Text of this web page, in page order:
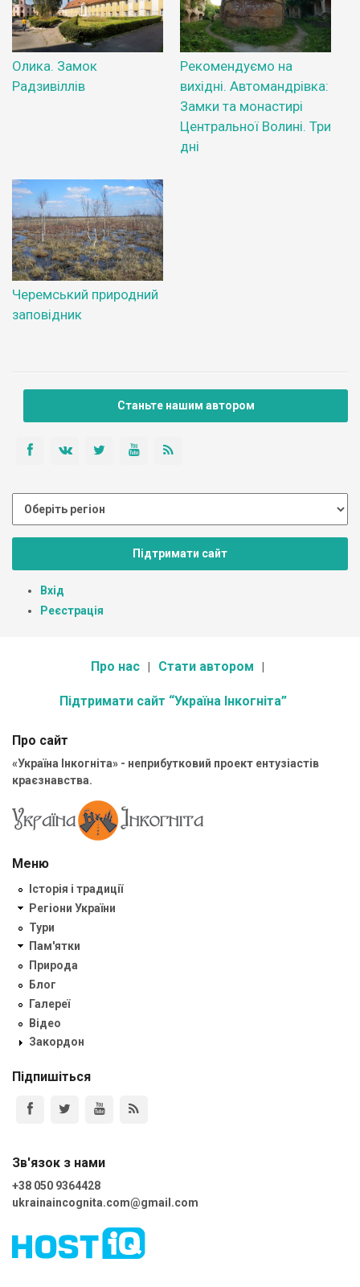
Олика. Замок
Радзивіллів
Рекомендуємо на
вихідні. Автомандрівка:
Замки та монастирі
Центральної Волині. Три
дні
Черемський природний
заповідник
Станьте нашим автором
Підтримати сайт
Вхід
Реєстрація
Про нас Стати автором
Підтримати сайт “Україна Інкогніта”
Про сайт
«Україна Інкогніта» - неприбутковий проект ентузіастів
краєзнавства.
Меню
Історія і традиції
Регіони України
Тури
Пам'ятки
Природа
Блог
Галереї
Відео
Закордон
Підпишіться
Зв'язок з нами
+38 050 9364428
ukrainaincognita.com@gmail.com